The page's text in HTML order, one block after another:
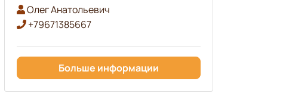
Олег Анатольевич
+79671385667
Больше информации